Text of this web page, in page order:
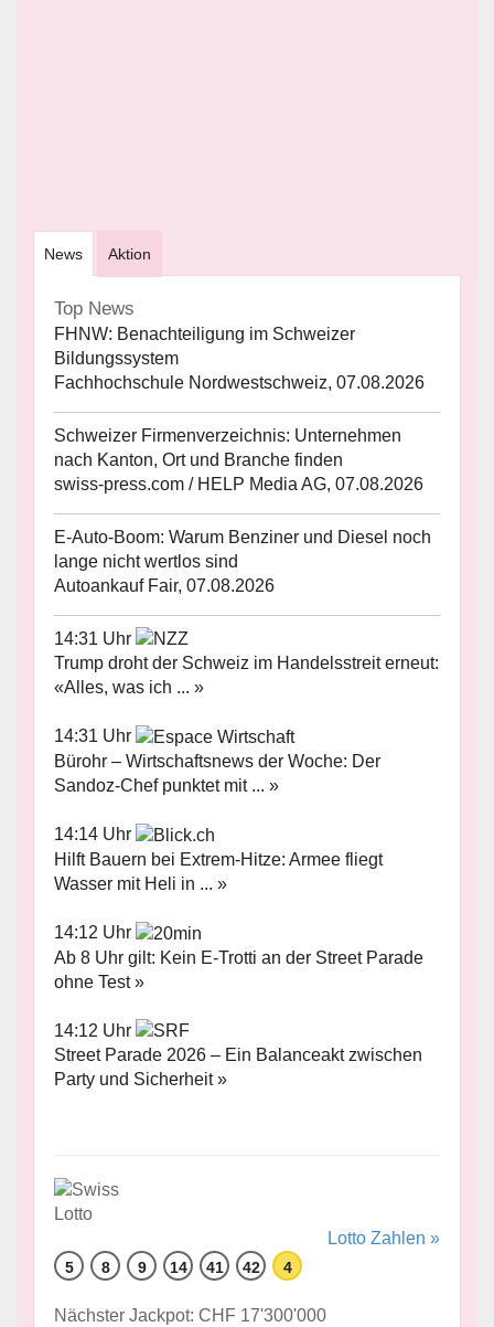
News Aktion
Top News
FHNW: Benachteiligung im Schweizer
Bildungssystem
Fachhochschule Nordwestschweiz, 07.08.2026
Schweizer Firmenverzeichnis: Unternehmen
nach Kanton, Ort und Branche finden
swiss-press.com / HELP Media AG, 07.08.2026
E-Auto-Boom: Warum Benziner und Diesel noch
lange nicht wertlos sind
Autoankauf Fair, 07.08.2026
14:31 Uhr
Trump droht der Schweiz im Handelsstreit erneut:
«Alles, was ich ... »
14:31 Uhr
Bürohr – Wirtschaftsnews der Woche: Der
Sandoz-Chef punktet mit ... »
14:14 Uhr
Hilft Bauern bei Extrem-Hitze: Armee fliegt
Wasser mit Heli in ... »
14:12 Uhr
Ab 8 Uhr gilt: Kein E-Trotti an der Street Parade
ohne Test »
14:12 Uhr
Street Parade 2026 – Ein Balanceakt zwischen
Party und Sicherheit »
Lotto Zahlen »
5 8 9 14 41 42 4
Nächster Jackpot: CHF 17'300'000